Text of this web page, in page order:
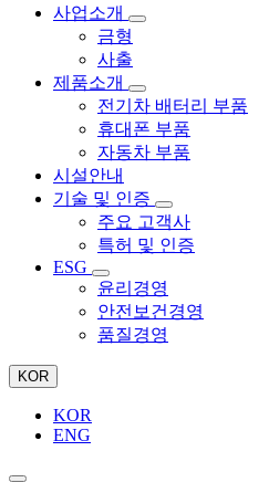
사업소개
금형
사출
제품소개
전기차 배터리 부품
휴대폰 부품
자동차 부품
시설안내
기술 및 인증
주요 고객사
특허 및 인증
ESG
윤리경영
안전보건경영
품질경영
KOR
KOR
ENG